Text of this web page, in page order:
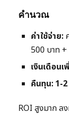
คำนวณ
ค่าใช้จ่าย:
500 บาท
เงินเดือนเ
คืนทุน: 1-
ROI สูงมาก ล